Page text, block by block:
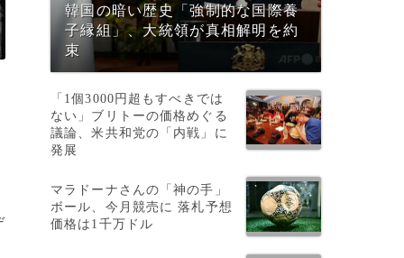
韓国の暗い歴史「強制的な国際養
子縁組」、大統領が真相解明を約
束
「1個3000円超もすべきでは
ない」ブリトーの価格めぐる
議論、米共和党の「内戦」に
発展
マラドーナさんの「神の手」
ボール、今月競売に 落札予想
価格は1千万ドル